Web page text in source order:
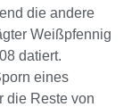
die andere
Weißpfennig
datiert.
eines
die Reste von